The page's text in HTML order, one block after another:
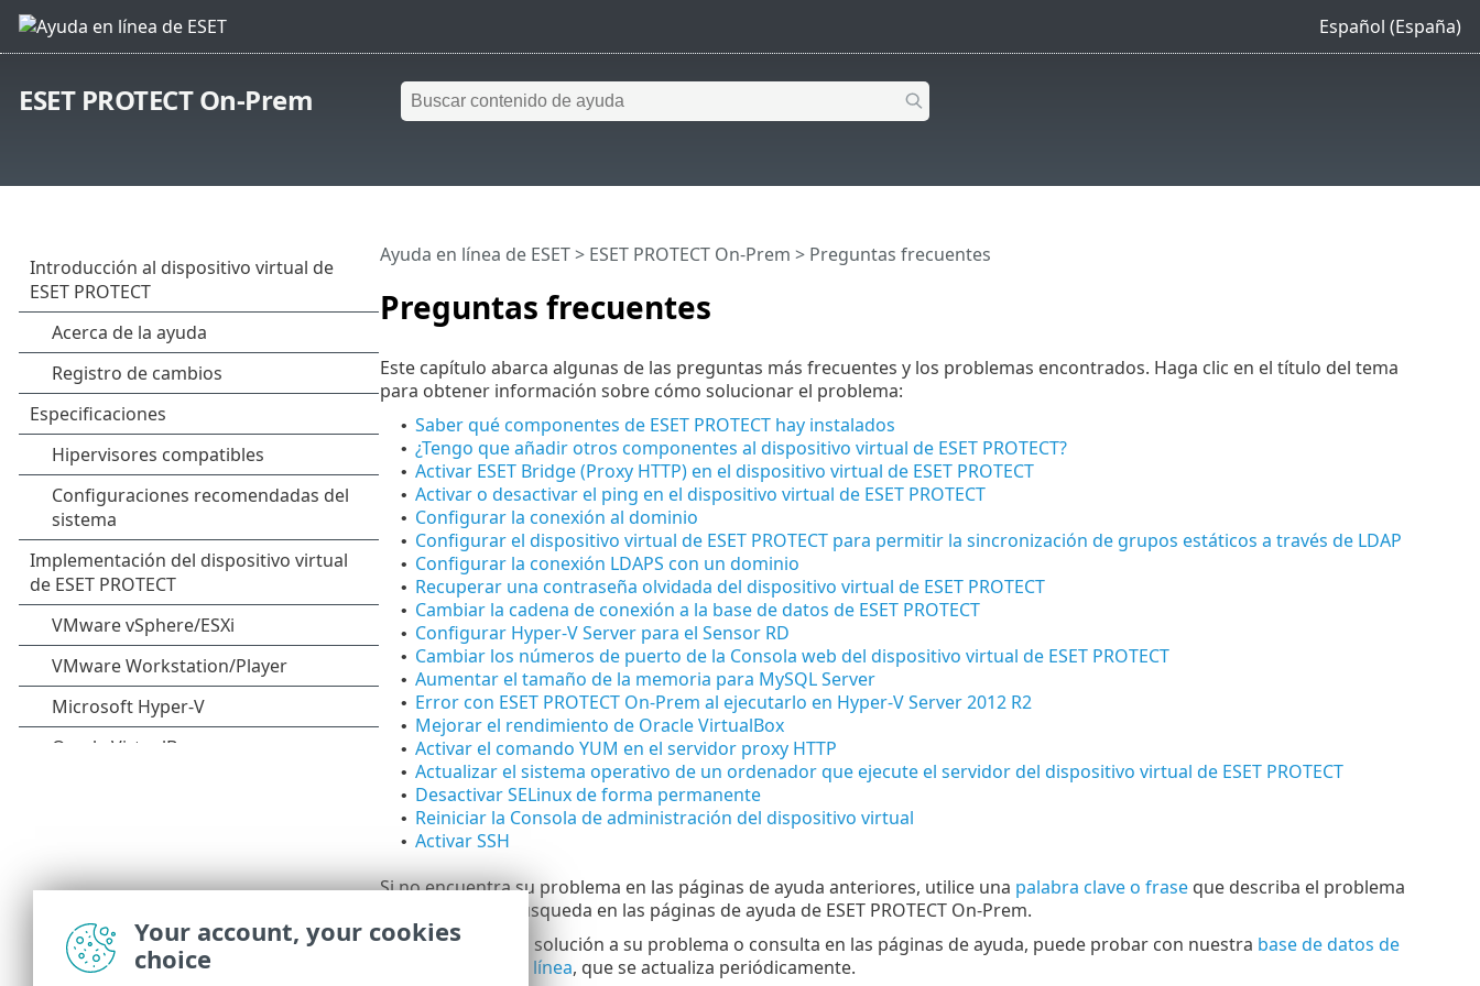
Español (España)
ESET PROTECT On-Prem
Preguntas frecuentes
Ayuda en línea de ESET> ESET PROTECT On-Prem > Preguntas frecuentes
Este capítulo abarca algunas de las preguntas más frecuentes y los problemas encontrados. Haga clic en el título del tema
para obtener información sobre cómo solucionar el problema:
• Saber qué componentes de ESET PROTECT hay instalados
• ¿Tengo que añadir otros componentes al dispositivo virtual de ESET PROTECT?
• Activar ESET Bridge (Proxy HTTP) en el dispositivo virtual de ESET PROTECT
• Activar o desactivar el ping en el dispositivo virtual de ESET PROTECT
• Configurar la conexión al dominio
• Configurar el dispositivo virtual de ESET PROTECT para permitir la sincronización de grupos estáticos a través de LDAP
• Configurar la conexión LDAPS con un dominio
• Recuperar una contraseña olvidada del dispositivo virtual de ESET PROTECT
• Cambiar la cadena de conexión a la base de datos de ESET PROTECT
• Configurar Hyper-V Server para el Sensor RD
• Cambiar los números de puerto de la Consola web del dispositivo virtual de ESET PROTECT
• Aumentar el tamaño de la memoria para MySQL Server
• Error con ESET PROTECT On-Prem al ejecutarlo en Hyper-V Server 2012 R2
• Mejorar el rendimiento de Oracle VirtualBox
• Activar el comando YUM en el servidor proxy HTTP
• Actualizar el sistema operativo de un ordenador que ejecute el servidor del dispositivo virtual de ESET PROTECT
• Desactivar SELinux de forma permanente
• Reiniciar la Consola de administración del dispositivo virtual
• Activar SSH
Si no encuentra su problema en las páginas de ayuda anteriores, utilice una palabra clave o fraseque describa el problema
para realizar la búsqueda en las páginas de ayuda de ESET PROTECT On-Prem.
Si no encuentra la solución a su problema o consulta en las páginas de ayuda, puede probar con nuestra base de datos de
conocimientos en línea, que se actualiza periódicamente.
Your account, your cookies
choice